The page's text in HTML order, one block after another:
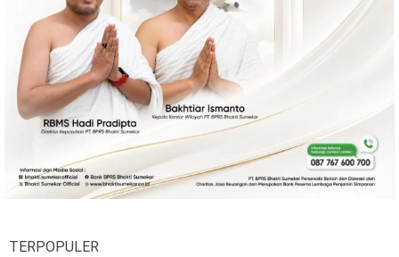
News
Indonesia
TERPOPULER